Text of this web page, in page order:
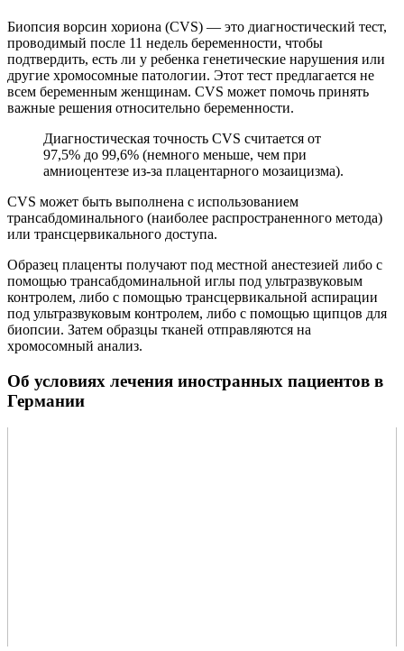
Биопсия ворсин хориона (CVS) — это диагностический тест,
проводимый после 11 недель беременности, чтобы
подтвердить, есть ли у ребенка генетические нарушения или
другие хромосомные патологии. Этот тест предлагается не
всем беременным женщинам. CVS может помочь принять
важные решения относительно беременности.
Диагностическая точность CVS считается от
97,5% до 99,6% (немного меньше, чем при
амниоцентезе из-за плацентарного мозаицизма).
CVS может быть выполнена с использованием
трансабдоминального (наиболее распространенного метода)
или трансцервикального доступа.
Образец плаценты получают под местной анестезией либо с
помощью трансабдоминальной иглы под ультразвуковым
контролем, либо с помощью трансцервикальной аспирации
под ультразвуковым контролем, либо с помощью щипцов для
биопсии. Затем образцы тканей отправляются на
хромосомный анализ.
Об условиях лечения иностранных пациентов в
Германии